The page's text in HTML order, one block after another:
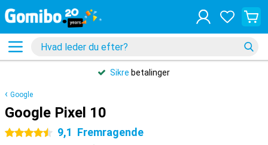
Sikre betalinger
Google
Google Pixel 10
4.5 stjerner 9,1 Fremragende